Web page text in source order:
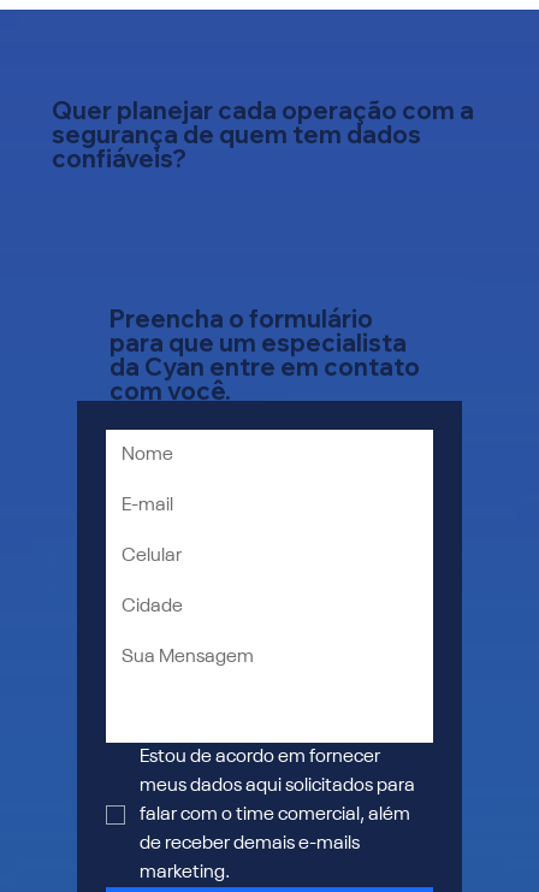
Quer planejar cada operação com a
segurança de quem tem dados
confiáveis?
Preencha o formulário
para que um especialista
da Cyan entre em contato
com você.
Estou de acordo em fornecer
meus dados aqui solicitados para
falar com o time comercial, além
de receber demais e-mails
marketing.